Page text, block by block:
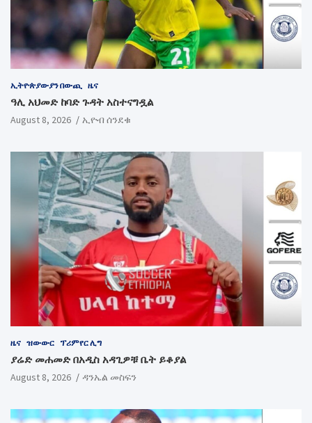
ኢትዮጵያውያን በውጪ ዜና
ዓሊ አህመድ ከባድ ጉዳት አስተናግዷል
August 8, 2026 ኢዮብ ሰንደቁ
ዜና ዝውውር ፕሪምየር ሊግ
ያሬድ መሐመድ በአዲስ አዳጊዎቹ ቤት ይቆያል
August 8, 2026 ዳንኤል መስፍን